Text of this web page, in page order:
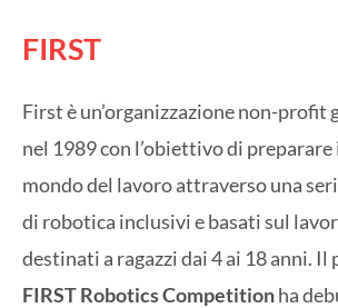
FIRST
First è un’organizzazione non-profit
nel 1989 con l’obiettivo di preparare
mondo del lavoro attraverso una
di robotica inclusivi e basati sul
destinati a ragazzi dai 4 ai 18 anni. Il
FIRST Robotics Competitionha